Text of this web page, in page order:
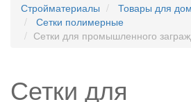
Стройматериалы
Товары для
Сетки полимерные
Сетки для промышленного
Сетки для